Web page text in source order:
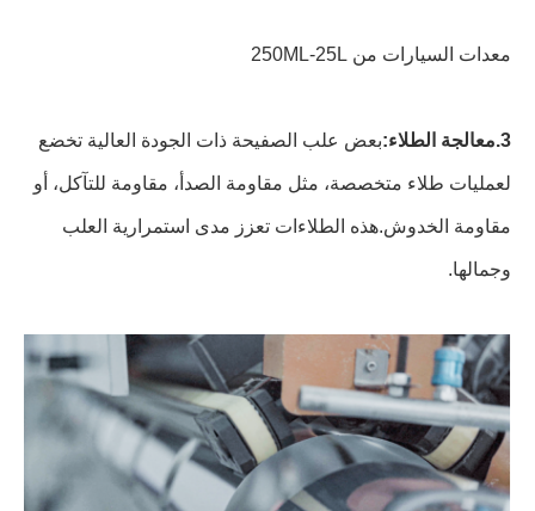
معدات السيارات من 250ML-25L
3.معالجة الطلاء: بعض علب الصفيحة ذات الجودة العالية تخضع
لعمليات طلاء متخصصة، مثل مقاومة الصدأ، مقاومة للتآكل، أو
مقاومة الخدوش.هذه الطلاءات تعزز مدى استمرارية العلب
وجمالها.